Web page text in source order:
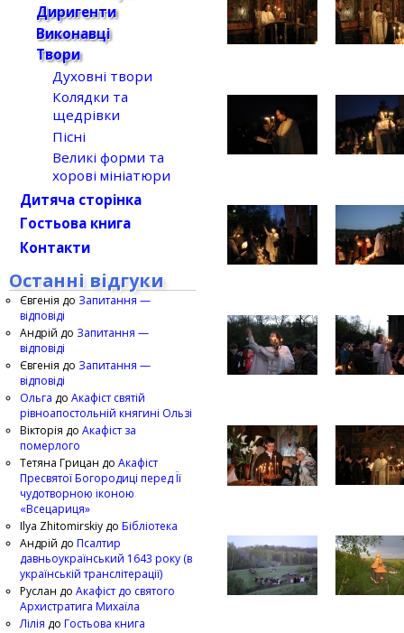
Диригенти
Виконавці
Твори
Духовні твори
Колядки та
щедрівки
Пісні
Великі форми та
хорові мініатюри
Дитяча сторінка
Гостьова книга
Контакти
Останні відгуки
Євгенія до Запитання —
відповіді
Андрій до Запитання —
відповіді
Євгенія до Запитання —
відповіді
Ольга до Акафіст святій
рівноапостольній княгині Ользі
Вікторія до Акафіст за
померлого
Тетяна Грицан до Акафіст
Пресвятої Богородиці перед Її
чудотворною іконою
«Всецариця»
Ilya Zhitomirskiy до Бібліотека
Андрій до Псалтир
давньоукраїнський 1643 року (в
українській транслітерації)
Руслан до Акафіст до святого
Архистратига Михаїла
Лілія до Гостьова книга